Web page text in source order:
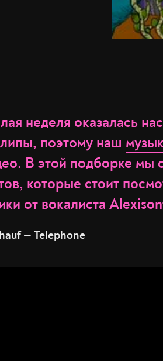
неделя оказалась
поэтому наш
В этой подборке мы
которые стоит
от вокалиста
— Telephone